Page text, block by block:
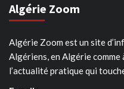
Algérie Zoom
Algérie Zoom est un site
Algériens, en Algérie comme
l’actualité pratique qui